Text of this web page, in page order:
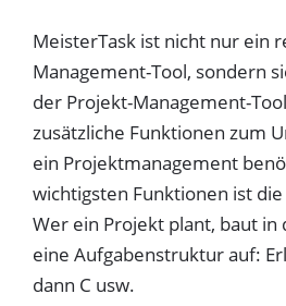
MeisterTask ist nicht nur ein
Management-Tool, sondern
der Projekt-Management-
zusätzliche Funktionen zum
ein Projektmanagement
wichtigsten Funktionen ist die
Wer ein Projekt plant, baut in
eine Aufgabenstruktur auf:
dann C usw.